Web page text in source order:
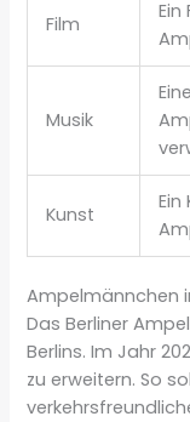
Film
Ein
Musik
Kunst
Ein
Ampelmännchen
Das Berliner
Berlins. Im Jahr
zu erweitern. So